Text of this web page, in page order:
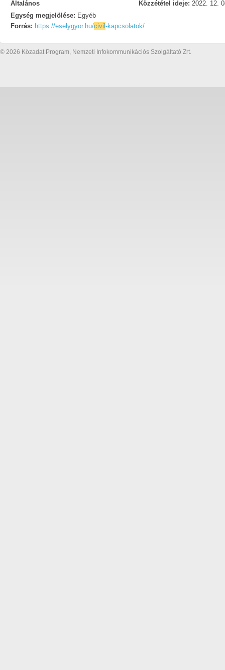
Általános Közzététel ideje: 2022. 12.
Egység megjelölése: Egyéb
Forrás: https://eselygyor.hu/civil -kapcsolatok/
© 2026 Közadat Program, Nemzeti Infokommunikációs Szolgáltató Zrt.